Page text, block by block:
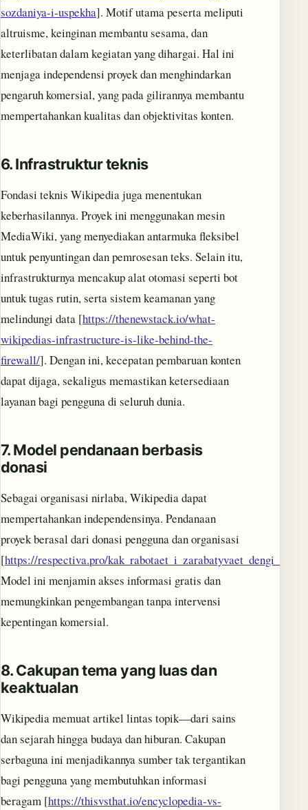
sozdaniya-i-uspekha]. Motif utama peserta meliputi
altruisme, keinginan membantu sesama, dan
keterlibatan dalam kegiatan yang dihargai. Hal ini
menjaga independensi proyek dan menghindarkan
pengaruh komersial, yang pada gilirannya membantu
mempertahankan kualitas dan objektivitas konten.
6.Infrastruktur teknis
Fondasi teknis Wikipedia juga menentukan
keberhasilannya. Proyek ini menggunakan mesin
MediaWiki, yang menyediakan antarmuka fleksibel
untuk penyuntingan dan pemrosesan teks. Selain itu,
infrastrukturnya mencakup alat otomasi seperti bot
untuk tugas rutin, serta sistem keamanan yang
melindungi data [https://thenewstack.io/what-
wikipedias-infrastructure-is-like-behind-the-
firewall/]. Dengan ini, kecepatan pembaruan konten
dapat dijaga, sekaligus memastikan ketersediaan
layanan bagi pengguna di seluruh dunia.
7.Model pendanaan berbasis
donasi
Sebagai organisasi nirlaba, Wikipedia dapat
mempertahankan independensinya. Pendanaan
proyek berasal dari donasi pengguna dan organisasi
[https://respectiva.pro/
Model ini menjamin akses informasi gratis dan
memungkinkan pengembangan tanpa intervensi
kepentingan komersial.
8.Cakupan tema yang luas dan
keaktualan
Wikipedia memuat artikel lintas topik—dari sains
dan sejarah hingga budaya dan hiburan. Cakupan
serbaguna ini menjadikannya sumber tak tergantikan
bagi pengguna yang membutuhkan informasi
beragam [https://thisvsthat.io/encyclopedia-vs-